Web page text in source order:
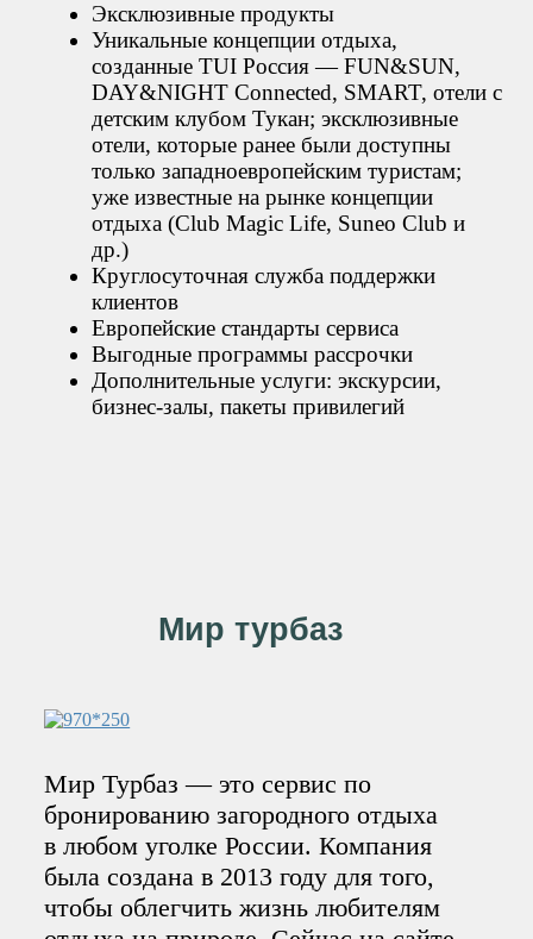
Эксклюзивные продукты
Уникальные концепции отдыха,
созданные TUI Россия — FUN&SUN,
DAY&NIGHT Connected, SMART, отели с
детским клубом Тукан; эксклюзивные
отели, которые ранее были доступны
только западноевропейским туристам;
уже известные на рынке концепции
отдыха (Club Magic Life, Suneo Club и
др.)
Круглосуточная служба поддержки
клиентов
Европейские стандарты сервиса
Выгодные программы рассрочки
Дополнительные услуги: экскурсии,
бизнес-залы, пакеты привилегий
Мир турбаз
Мир Турбаз — это сервис по
бронированию загородного отдыха
в любом уголке России. Компания
была создана в 2013 году для того,
чтобы облегчить жизнь любителям